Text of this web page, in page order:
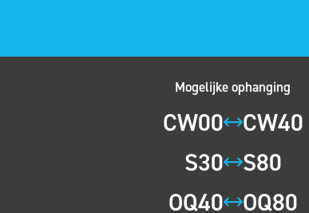
Mogelijke ophanging
CW00
CW40
S30
S80
OQ40
OQ80